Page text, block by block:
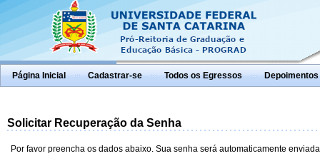
Página Inicial Cadastrar-se Todos os Egressos Depoimentos
Solicitar Recuperação da Senha
Por favor preencha os dados abaixo. Sua senha será automaticamente